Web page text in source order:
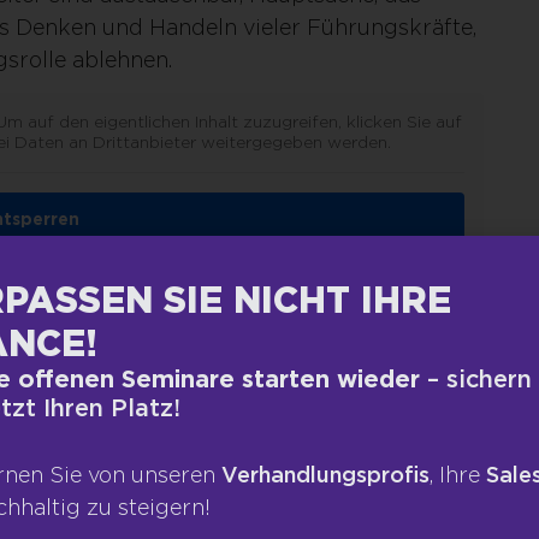
Denken und Handeln vieler Führungskräfte,
ablehnen.
auf den eigentlichen Inhalt zuzugreifen, klicken Sie auf
Daten an Drittanbieter weitergegeben werden.
WEIT MEHR,
UND
SIE NICHT IHRE
offenen Seminare starten wieder – sichern
Ihren Platz!
Sie von unserenVerhandlungsprofis, Ihre
zu steigern!